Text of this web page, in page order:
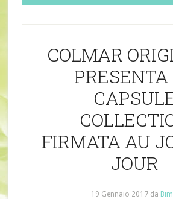
COLMAR
FIRMATA AU
JOUR
19 Gennaio 2017da